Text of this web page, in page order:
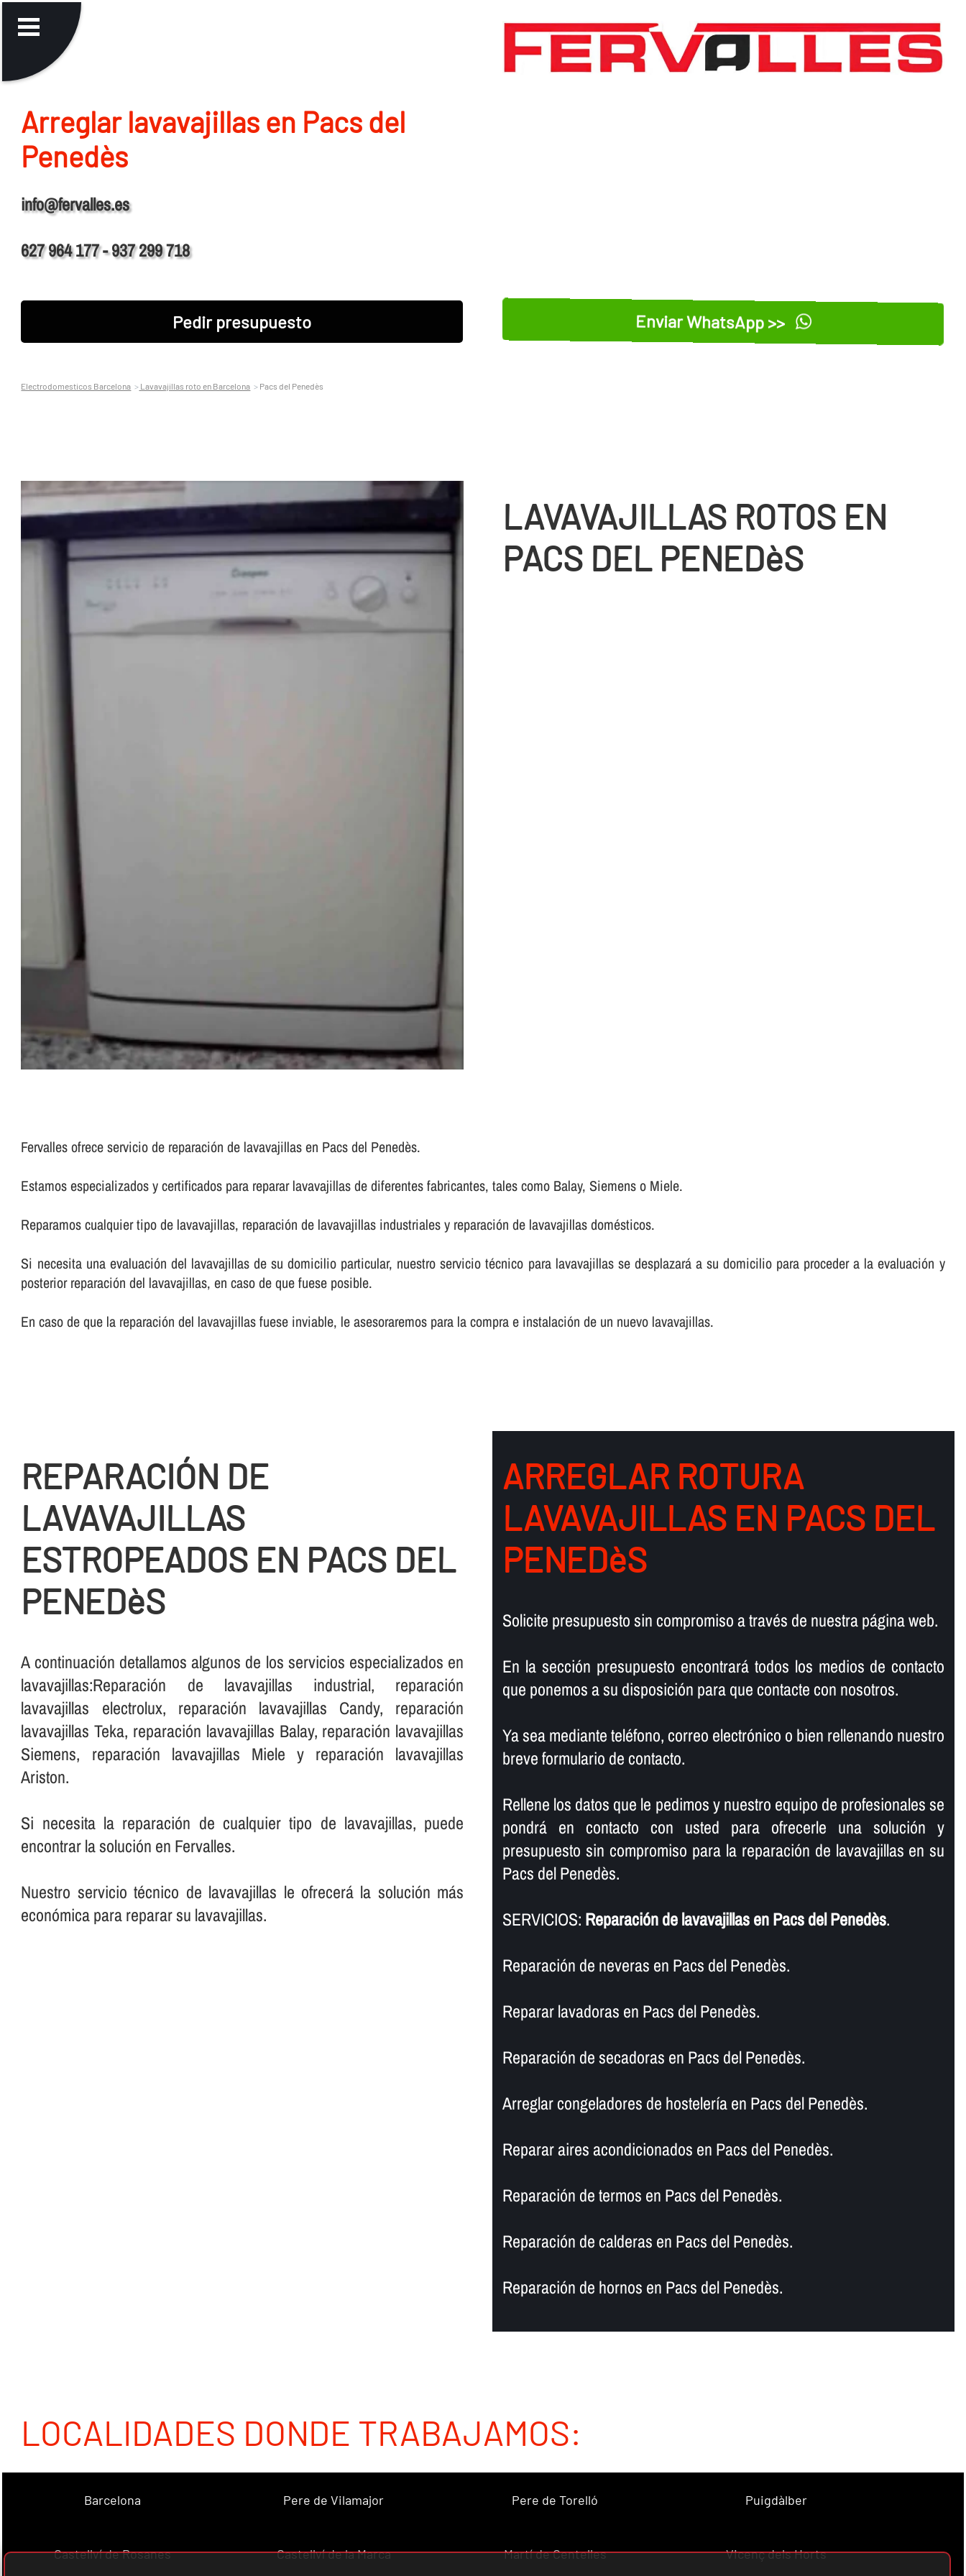
Arreglar lavavajillas en Pacs del
Penedès
info@fervalles.es
627 964 177 - 937 299 718
Pedir presupuesto Enviar WhatsApp >>
Electrodomesticos Barcelona Lavavajillas roto en Barcelona Pacs del Penedès
LAVAVAJILLAS ROTOS EN
PACS DEL PENEDèS
Fervalles ofrece servicio de reparación de lavavajillas en Pacs del Penedès.
Estamos especializados y certificados para reparar lavavajillas de diferentes fabricantes, tales como Balay, Siemens o Miele.
Reparamos cualquier tipo de lavavajillas, reparación de lavavajillas industriales y reparación de lavavajillas domésticos.
Si necesita una evaluación del lavavajillas de su domicilio particular, nuestro servicio técnico para lavavajillas se desplazará a su domicilio para proceder a la evaluación y
posterior reparación del lavavajillas, en caso de que fuese posible.
En caso de que la reparación del lavavajillas fuese inviable, le asesoraremos para la compra e instalación de un nuevo lavavajillas.
REPARACIÓN DE
LAVAVAJILLAS
ESTROPEADOS EN PACS DEL
PENEDèS
A continuación detallamos algunos de los servicios especializados en
lavavajillas:Reparación de lavavajillas industrial, reparación
lavavajillas electrolux, reparación lavavajillas Candy, reparación
lavavajillas Teka, reparación lavavajillas Balay, reparación lavavajillas
Siemens, reparación lavavajillas Miele y reparación lavavajillas
Ariston.
Si necesita la reparación de cualquier tipo de lavavajillas, puede
encontrar la solución en Fervalles.
Nuestro servicio técnico de lavavajillas le ofrecerá la solución más
económica para reparar su lavavajillas.
ARREGLAR ROTURA
LAVAVAJILLAS EN PACS DEL
PENEDèS
Solicite presupuesto sin compromiso a través de nuestra página web.
En la sección presupuesto encontrará todos los medios de contacto
que ponemos a su disposición para que contacte con nosotros.
Ya sea mediante teléfono, correo electrónico o bien rellenando nuestro
breve formulario de contacto.
Rellene los datos que le pedimos y nuestro equipo de profesionales se
pondrá en contacto con usted para ofrecerle una solución y
presupuesto sin compromiso para la reparación de lavavajillas en su
Pacs del Penedès.
SERVICIOS: Reparación de lavavajillas en Pacs del Penedès.
Reparación de neveras en Pacs del Penedès.
Reparar lavadoras en Pacs del Penedès.
Reparación de secadoras en Pacs del Penedès.
Arreglar congeladores de hostelerí­a en Pacs del Penedès.
Reparar aires acondicionados en Pacs del Penedès.
Reparación de termos en Pacs del Penedès.
Reparación de calderas en Pacs del Penedès.
Reparación de hornos en Pacs del Penedès.
LOCALIDADES DONDE TRABAJAMOS:
Barcelona Pere de Vilamajor Pere de Torelló Puigdàlber
Castellví de Rosanes Castellví de la Marca Martí de Centelles Vicenç dels Horts